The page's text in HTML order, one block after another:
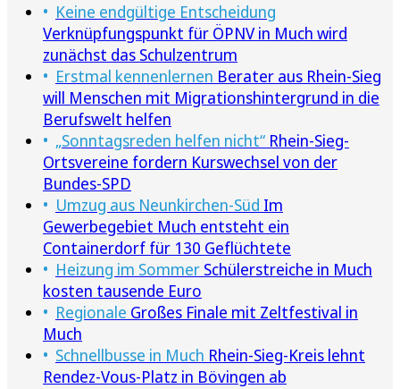
Keine endgültige Entscheidung
Verknüpfungspunkt für ÖPNV in Much wird
zunächst das Schulzentrum
Erstmal kennenlernen Berater aus Rhein-Sieg
will Menschen mit Migrationshintergrund in die
Berufswelt helfen
„Sonntagsreden helfen nicht“ Rhein-Sieg-
Ortsvereine fordern Kurswechsel von der
Bundes-SPD
Umzug aus Neunkirchen-Süd Im
Gewerbegebiet Much entsteht ein
Containerdorf für 130 Geflüchtete
Heizung im Sommer Schülerstreiche in Much
kosten tausende Euro
Regionale Großes Finale mit Zeltfestival in
Much
Schnellbusse in Much Rhein-Sieg-Kreis lehnt
Rendez-Vous-Platz in Bövingen ab